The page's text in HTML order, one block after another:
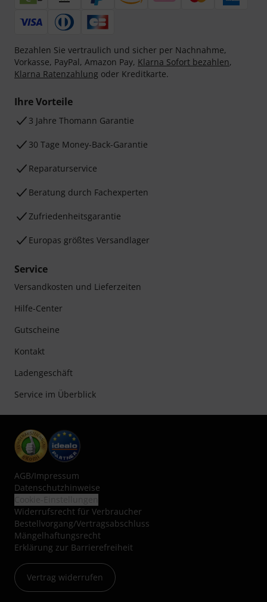
Bezahlen Sie vertraulich und sicher per Nachnahme,
Vorkasse, PayPal, Amazon Pay, Klarna Sofort bezahlen,
Klarna Ratenzahlung oder Kreditkarte.
Ihre Vorteile
3 Jahre Thomann Garantie
30 Tage Money-Back-Garantie
Reparaturservice
Beratung durch Fachexperten
Zufriedenheitsgarantie
Europas größtes Versandlager
Service
Versandkosten und Lieferzeiten
Hilfe-Center
Gutscheine
Kontakt
Ladengeschäft
Service im Überblick
AGB/Impressum
Datenschutzhinweise
Widerrufsrecht für Verbraucher
Bestellvorgang/Vertragsabschluss
Mängelhaftungsrecht
Erklärung zur Barrierefreiheit
Vertrag widerrufen